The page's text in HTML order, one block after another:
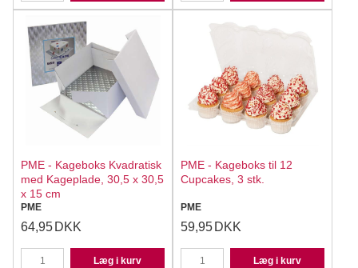
PME - Kageboks Kvadratisk
med Kageplade, 30,5 x 30,5
x 15 cm
PME
64,95 DKK
Læg i kurv
PME - Kageboks til 12
Cupcakes, 3 stk.
PME
59,95 DKK
Læg i kurv